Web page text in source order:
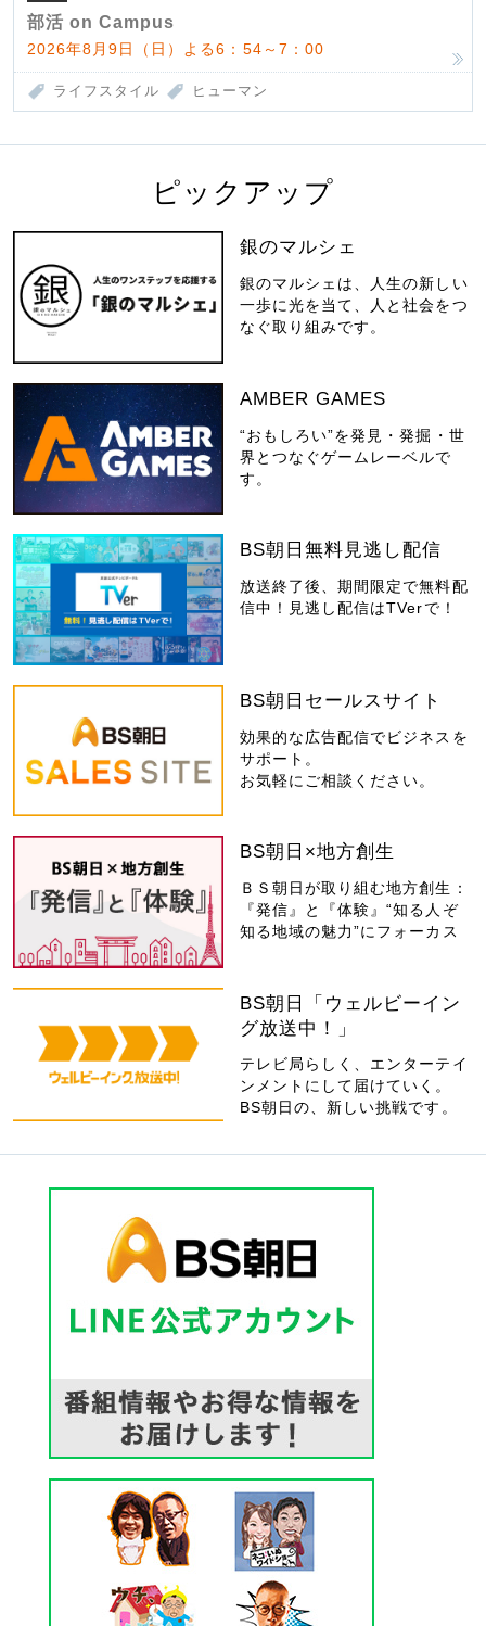
部活 on Campus
2026年8月9日（日）よる6：54～7：00
ライフスタイル ヒューマン
ピックアップ
銀のマルシェ
銀のマルシェは、人生の新しい
一歩に光を当て、人と社会をつ
なぐ取り組みです。
AMBER GAMES
“おもしろい”を発見・発掘・世
界とつなぐゲームレーベルで
す。
BS朝日無料見逃し配信
放送終了後、期間限定で無料配
信中！見逃し配信はTVerで！
BS朝日セールスサイト
効果的な広告配信でビジネスを
サポート。
お気軽にご相談ください。
BS朝日×地方創生
ＢＳ朝日が取り組む地方創生：
『発信』と『体験』“知る人ぞ
知る地域の魅力”にフォーカス
BS朝日「ウェルビーイン
グ放送中！」
テレビ局らしく、エンターテイ
ンメントにして届けていく。
BS朝日の、新しい挑戦です。